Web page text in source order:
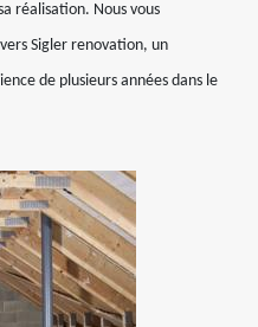
réalisation. Nous vous
Sigler renovation, un
de plusieurs années dans le